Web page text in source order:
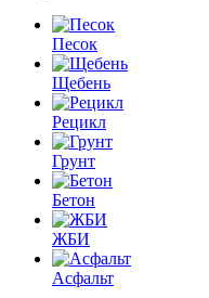
Песок
Щебень
Рецикл
Грунт
Бетон
ЖБИ
Асфальт